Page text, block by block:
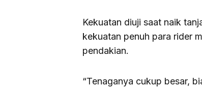
Kekuatan diuji saat naik
kekuatan penuh para rider
pendakian.
“Tenaganya cukup besar,